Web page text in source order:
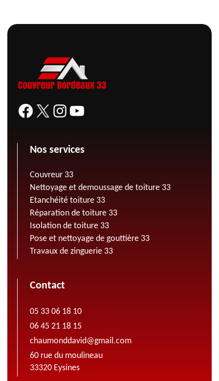
Nos services
Couvreur 33
Nettoyage et demoussage de toiture 33
Etanchéité toiture 33
Réparation de toiture 33
Isolation de toiture 33
Pose et nettoyage de gouttière 33
Travaux de zinguerie 33
Contact
05 33 06 18 10
06 45 21 18 15
chaumonddavid@gmail.com
60 rue du moulineau
33320 Eysines